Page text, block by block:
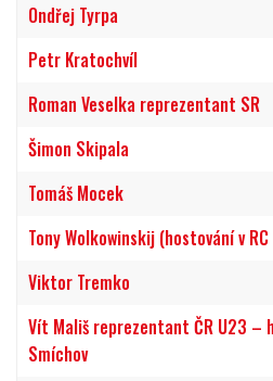
Ondřej Tyrpa
Petr Kratochvíl
Roman Veselka reprezentant SR
Šimon Skipala
Tomáš Mocek
Tony Wolkowinskij (hostování v
Viktor Tremko
Vít Mališ reprezentant ČR U23 –
Smíchov